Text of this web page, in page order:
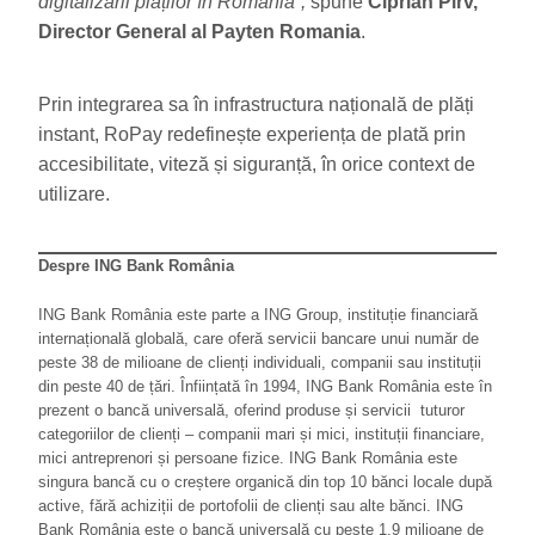
Director General al Payten Romania.
Prin integrarea sa în infrastructura națională de plăți
instant, RoPay redefinește experiența de plată prin
accesibilitate, viteză și siguranță, în orice context de
utilizare.
Despre ING Bank România
ING Bank România este parte a ING Group, instituție financiară
internațională globală, care oferă servicii bancare unui număr de
peste 38 de milioane de clienți individuali, companii sau instituții
din peste 40 de țări. Înființată în 1994, ING Bank România este în
prezent o bancă universală, oferind produse și servicii tuturor
categoriilor de clienți – companii mari și mici, instituții financiare,
mici antreprenori și persoane fizice. ING Bank România este
singura bancă cu o creștere organică din top 10 bănci locale după
active, fără achiziții de portofolii de clienți sau alte bănci. ING
Bank România este o bancă universală cu peste 1,9 milioane de